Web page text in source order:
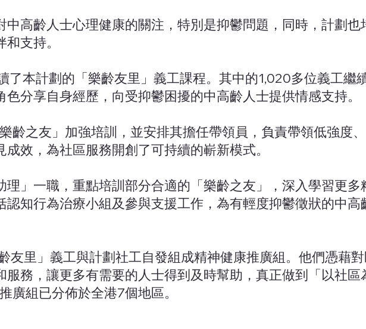
高齡人士心理健康的關注，特別是抑鬱問題，同時，計劃也
支持。
本計劃的「樂齡友里」義工課程。其中的1,020多位義工繼
分享自身經歷，向受抑鬱困擾的中高齡人士提供情感支持。
齡之友」加強培訓，並安排其擔任帶領員，負責帶領低強度
效，為社區服務開創了可持續的嶄新模式。
」一職，重點培訓部分合適的「樂齡之友」，深入學習更多
知行為治療小組及參與支援工作，為有輕度抑鬱徵狀的中高
友里」義工與計劃社工自發組成精神健康推廣組。他們憑藉
務，讓更多有需要的人士得到及時幫助，真正做到「以社區
組已分佈於全港7個地區。